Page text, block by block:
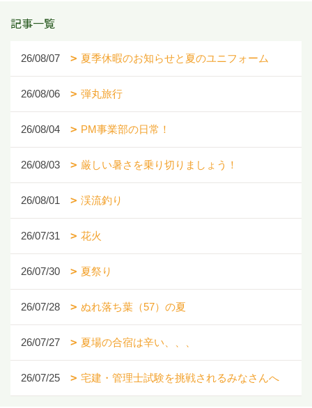
記事一覧
26/08/07 夏季休暇のお知らせと夏のユニフォーム
26/08/06 弾丸旅行
26/08/04 PM事業部の日常！
26/08/03 厳しい暑さを乗り切りましょう！
26/08/01 渓流釣り
26/07/31 花火
26/07/30 夏祭り
26/07/28 ぬれ落ち葉（57）の夏
26/07/27 夏場の合宿は辛い、、、
26/07/25 宅建・管理士試験を挑戦されるみなさんへ